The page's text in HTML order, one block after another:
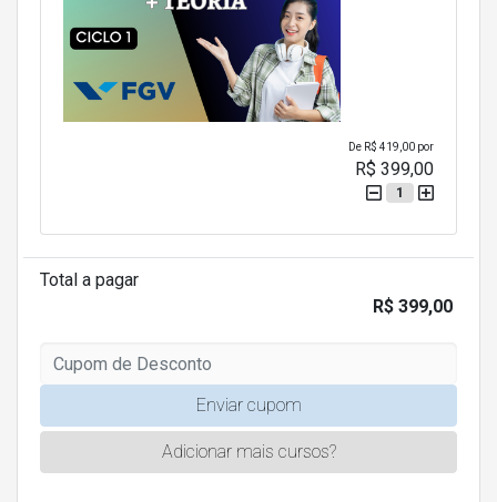
De R$ 419,00 por
R$ 399,00
1
Total a pagar
R$ 399,00
Enviar cupom
Adicionar mais cursos?